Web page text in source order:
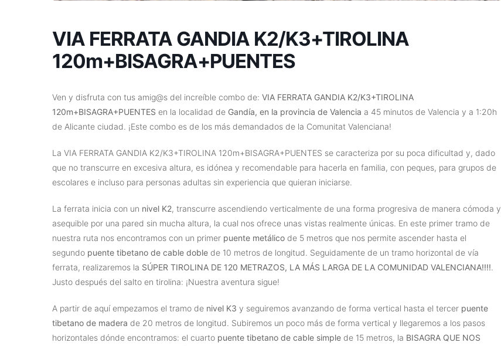
VIA FERRATA GANDIA K2/K3+TIROLINA
120m+BISAGRA+PUENTES
Ven y disfruta con tus amig@s del increíble combo de: VIA FERRATA GANDIA K2/K3+TIROLINA
120m+BISAGRA+PUENTES en la localidad de Gandía, en la provincia de Valencia a 45 minutos de Valencia y a 1:20h
de Alicante ciudad. ¡Este combo es de los más demandados de la Comunitat Valenciana!
La VIA FERRATA GANDIA K2/K3+TIROLINA 120m+BISAGRA+PUENTES se caracteriza por su poca dificultad y, dado
que no transcurre en excesiva altura, es idónea y recomendable para hacerla en familia, con peques, para grupos de
escolares e incluso para personas adultas sin experiencia que quieran iniciarse.
La ferrata inicia con un nivel K2, transcurre ascendiendo verticalmente de una forma progresiva de manera cómoda y
asequible por una pared sin mucha altura, la cual nos ofrece unas vistas realmente únicas. En este primer tramo de
nuestra ruta nos encontramos con un primer puente metálico de 5 metros que nos permite ascender hasta el
segundo puente tibetano de cable doble de 10 metros de longitud. Seguidamente de un tramo horizontal de vía
ferrata, realizaremos la SÚPER TIROLINA DE 120 METRAZOS, LA MÁS LARGA DE LA COMUNIDAD VALENCIANA!!!!.
Justo después del salto en tirolina: ¡Nuestra aventura sigue!
A partir de aquí empezamos el tramo de nivel K3 y seguiremos avanzando de forma vertical hasta el tercer puente
tibetano de madera de 20 metros de longitud. Subiremos un poco más de forma vertical y llegaremos a los pasos
horizontales dónde encontramos: el cuarto puente tibetano de cable simple de 15 metros, la BISAGRA QUE NOS